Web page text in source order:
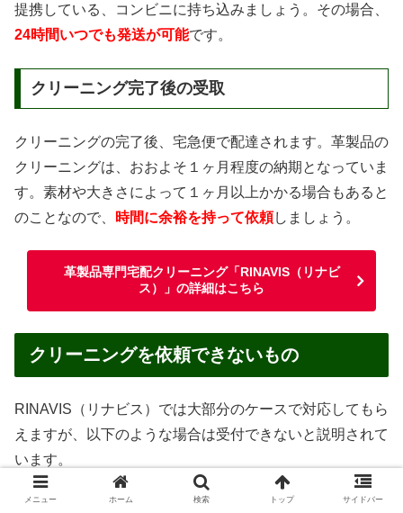
提携している、コンビニに持ち込みましょう。その場合、
24時間いつでも発送が可能です。
クリーニング完了後の受取
クリーニングの完了後、宅急便で配達されます。革製品の
クリーニングは、おおよそ１ヶ月程度の納期となっていま
す。素材や大きさによって１ヶ月以上かかる場合もあると
のことなので、
時間に余裕を持って依頼しましょう。
革製品専門宅配クリーニング「RINAVIS（リナビ
ス）」の詳細はこちら
クリーニングを依頼できないもの
RINAVIS（リナビス）では大部分のケースで対応してもら
えますが、以下のような場合は受付できないと説明されて
います。
汚物・嘔吐物がついたままのもの
メニュー ホーム 検索 トップ サイドバー